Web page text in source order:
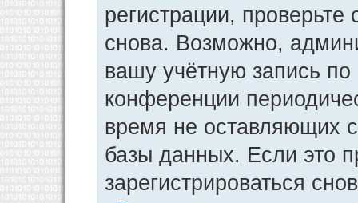
регистрации,
снова. Возможно,
вашу учётную запись
конференции
время не оставляющих
базы данных. Если это
зарегистрироваться